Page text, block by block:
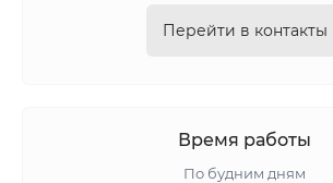
Перейти в контакты
Время работы
По будним дням